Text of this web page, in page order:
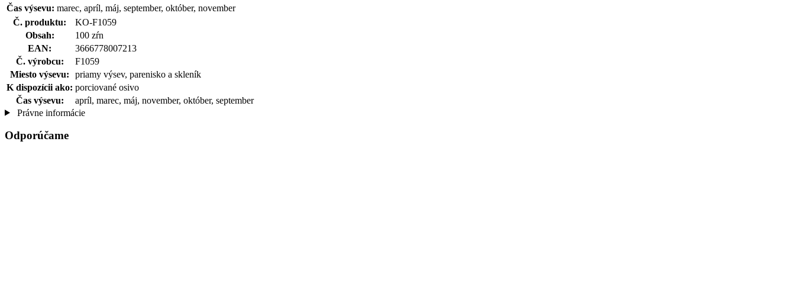
Čas výsevu: marec, apríl, máj, september, október, november
Č. produktu:
KO-F1059
Obsah:
100 zŕn
EAN:
3666778007213
Č. výrobcu:
F1059
Miesto výsevu:
priamy výsev, parenisko a skleník
K dispozícii ako: porciované osivo
Čas výsevu:
apríl, marec, máj, november, október, september
Právne informácie
Odporúčame